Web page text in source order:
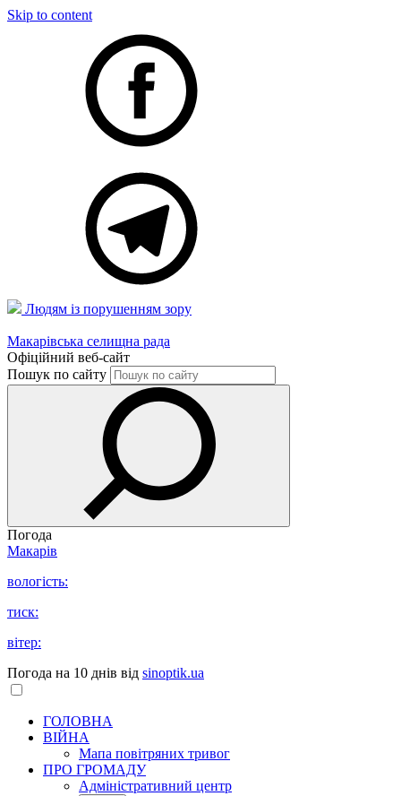
Skip to content
Людям із порушенням зору
Макарівська селищна рада
Офіційний веб-сайт
Пошук по сайту
Погода
Макарів
вологість:
тиск:
вітер:
Погода на 10 днів від sinoptik.ua
ГОЛОВНА
ВІЙНА
Мапа повітряних тривог
ПРО ГРОМАДУ
Aдміністративний центр